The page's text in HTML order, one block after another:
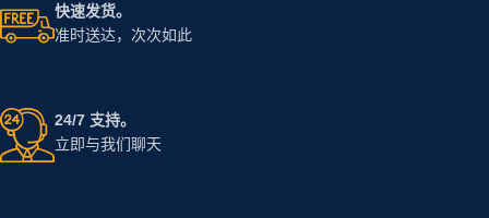
快速发货。
准时送达，次次如此
24/7 支持。
立即与我们聊天